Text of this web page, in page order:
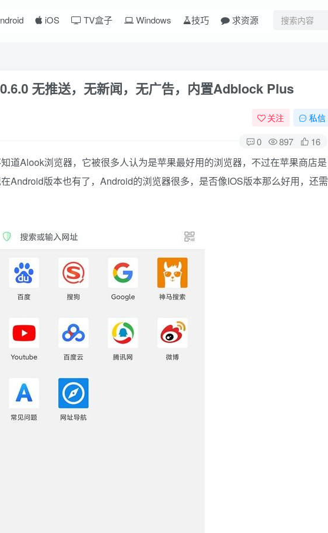
iOS TV盒子 Windows 技巧 求资源
无推送，无新闻，无广告，内置Adblock Plus
关注 私信
0 897 16
道Alook浏览器，它被很多人认为是苹果最好用的浏览器，不过在苹果商店是
Android版本也有了，Android的浏览器很多，是否像IOS版本那么好用，还需